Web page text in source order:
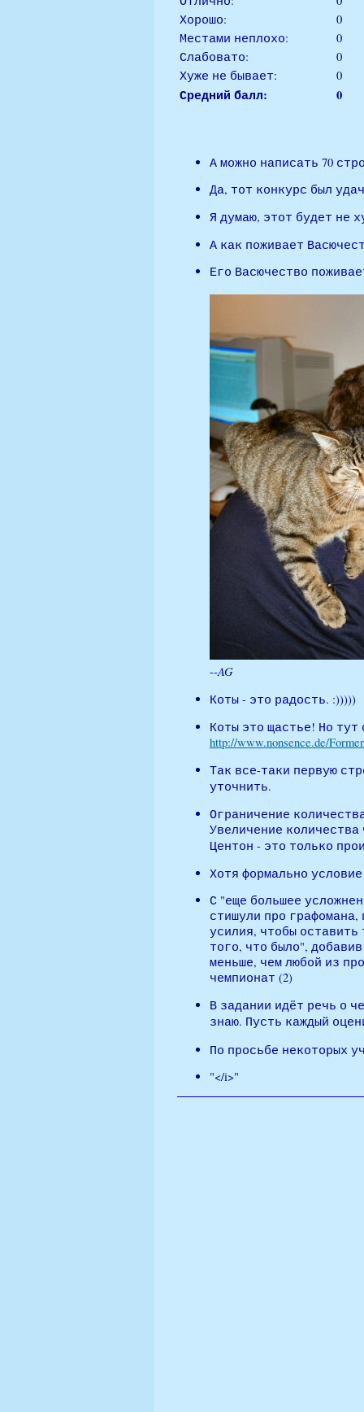
Хорошо:
0
Местами неплохо:
0
Слабовато:
0
Хуже не бывает:
0
Средний балл: 0
А можно написать 70
Да, тот конкурс был
Я думаю, этот будет не
А как поживает
Его Васючество
--AG
Коты - это радость. :)))))
Коты это щастье! Но тут
http://www.nonsence.de/
Так все-таки первую
уточнить.
Ограничение
Увеличение
Центон - это только
Хотя формально
С "еще большее
стишули про
усилия, чтобы оставить
того, что было",
меньше, чем любой из
чемпионат (2)
В задании идёт речь о
знаю. Пусть каждый
По просьбе некоторых
"</i>"